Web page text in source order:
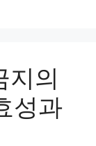
의
성과